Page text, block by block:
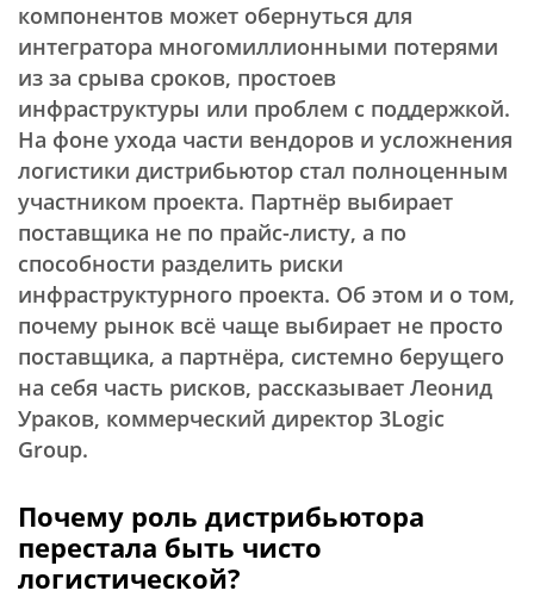
компонентов может обернуться для
интегратора многомиллионными потерями
из за срыва сроков, простоев
инфраструктуры или проблем с поддержкой.
На фоне ухода части вендоров и усложнения
логистики дистрибьютор стал полноценным
участником проекта. Партнёр выбирает
поставщика не по прайс-листу, а по
способности разделить риски
инфраструктурного проекта. Об этом и о том,
почему рынок всё чаще выбирает не просто
поставщика, а партнёра, системно берущего
на себя часть рисков, рассказывает Леонид
Ураков, коммерческий директор 3Logic
Group.
Почему роль дистрибьютора
перестала быть чисто
логистической?